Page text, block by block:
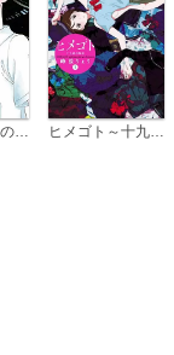
ヒメゴト～十九歳の制服～